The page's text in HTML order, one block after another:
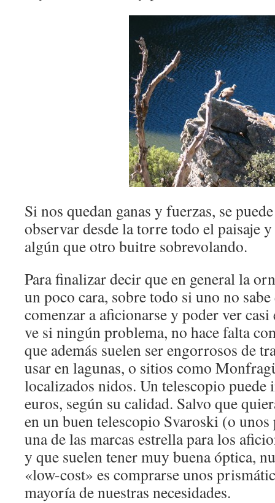
Si nos quedan ganas y fuerzas, se
observar desde la torre todo el paisaje
algún que otro buitre sobrevolando.
Para finalizar decir que en general la
un poco cara, sobre todo si uno no
comenzar a aficionarse y poder ver
ve si ningún problema, no hace falta
que además suelen ser engorrosos de
usar en lagunas, o sitios como
localizados nidos. Un telescopio puede
euros, según su calidad. Salvo que
en un buen telescopio Svaroski (o
una de las marcas estrella para los
y que suelen tener muy buena óptica,
«low-cost» es comprarse unos
mayoría de nuestras necesidades.